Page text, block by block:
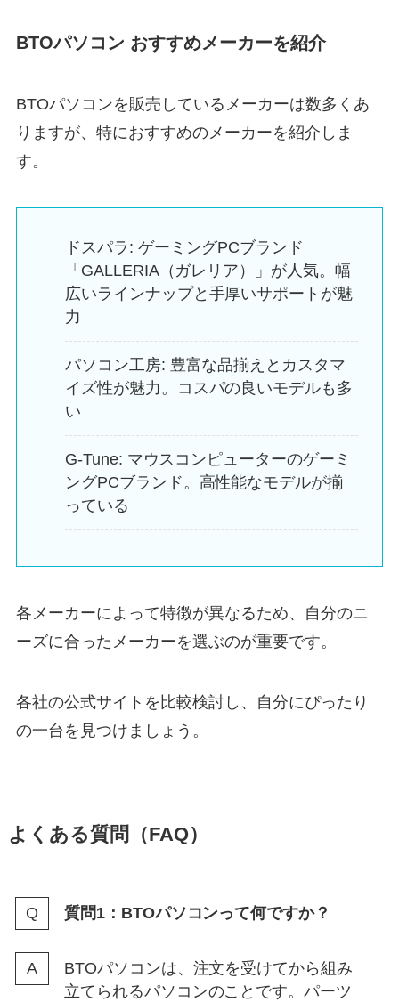
BTOパソコン おすすめメーカーを紹介
BTOパソコンを販売しているメーカーは数多くあ
りますが、特におすすめのメーカーを紹介しま
す。
ドスパラ: ゲーミングPCブランド
「GALLERIA（ガレリア）」が人気。幅
広いラインナップと手厚いサポートが魅
力
パソコン工房: 豊富な品揃えとカスタマ
イズ性が魅力。コスパの良いモデルも多
い
G-Tune: マウスコンピューターのゲーミ
ングPCブランド。高性能なモデルが揃
っている
各メーカーによって特徴が異なるため、自分のニ
ーズに合ったメーカーを選ぶのが重要です。
各社の公式サイトを比較検討し、自分にぴったり
の一台を見つけましょう。
よくある質問（FAQ）
質問1：BTOパソコンって何ですか？
BTOパソコンは、注文を受けてから組み
立てられるパソコンのことです。パーツ